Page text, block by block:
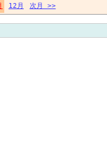
12月 次月 >>